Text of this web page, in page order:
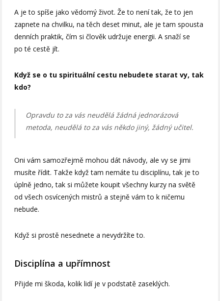
A je to spíše jako vědomý život. Že to není tak, že to jen
zapnete na chvilku, na těch deset minut, ale je tam spousta
denních praktik, čím si člověk udržuje energii. A snaží se
po té cestě jít.
Když se o tu spirituální cestu nebudete starat vy, tak
kdo?
Opravdu to za vás neudělá žádná jednorázová
metoda, neudělá to za vás někdo jiný, žádný učitel.
Oni vám samozřejmě mohou dát návody, ale vy se jimi
musíte řídit. Takže když tam nemáte tu disciplínu, tak je to
úplně jedno, tak si můžete koupit všechny kurzy na světě
od všech osvícených mistrů a stejně vám to k ničemu
nebude.
Když si prostě nesednete a nevydržíte to.
Disciplína a upřímnost
Přijde mi škoda, kolik lidí je v podstatě zaseklých.